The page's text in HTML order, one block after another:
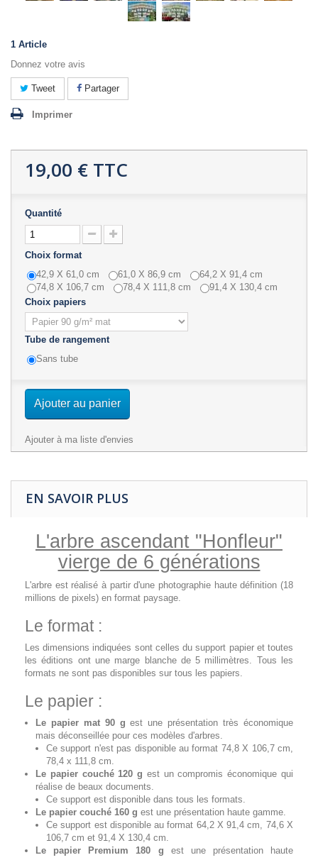
1 Article
Donnez votre avis
Tweet Partager
Imprimer
19,00 € TTC
Quantité
Choix format
42,9 X 61,0 cm
61,0 X 86,9 cm
64,2 X 91,4 cm
74,8 X 106,7 cm
78,4 X 111,8 cm
91,4 X 130,4 cm
Choix papiers
Tube de rangement
Sans tube
Ajouter au panier
Ajouter à ma liste d'envies
EN SAVOIR PLUS
L'arbre ascendant "Honfleur"
vierge de 6 générations
L'arbre est réalisé à partir d'une photographie haute définition (18
millions de pixels) en format paysage.
Le format :
Les dimensions indiquées sont celles du support papier et toutes
les éditions ont une marge blanche de 5 millimètres. Tous les
formats ne sont pas disponibles sur tous les papiers.
Le papier :
Le papier mat 90 g est une présentation très économique
mais déconseillée pour ces modèles d'arbres.
Ce support n'est pas disponible au format 74,8 X 106,7 cm,
78,4 x 111,8 cm.
Le papier couché 120 g est un compromis économique qui
réalise de beaux documents.
Ce support est disponible dans tous les formats.
Le papier couché 160 g est une présentation haute gamme.
Ce support est disponible au format 64,2 X 91,4 cm, 74,6 X
106,7 cm et 91,4 X 130,4 cm.
Le papier Premium 180 g est une présentation haute